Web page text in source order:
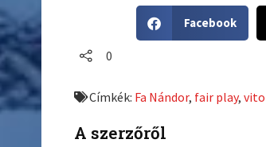
h
o
f
Facebook
0
Címkék: Fa Nándor, fair play,
A szerzőről